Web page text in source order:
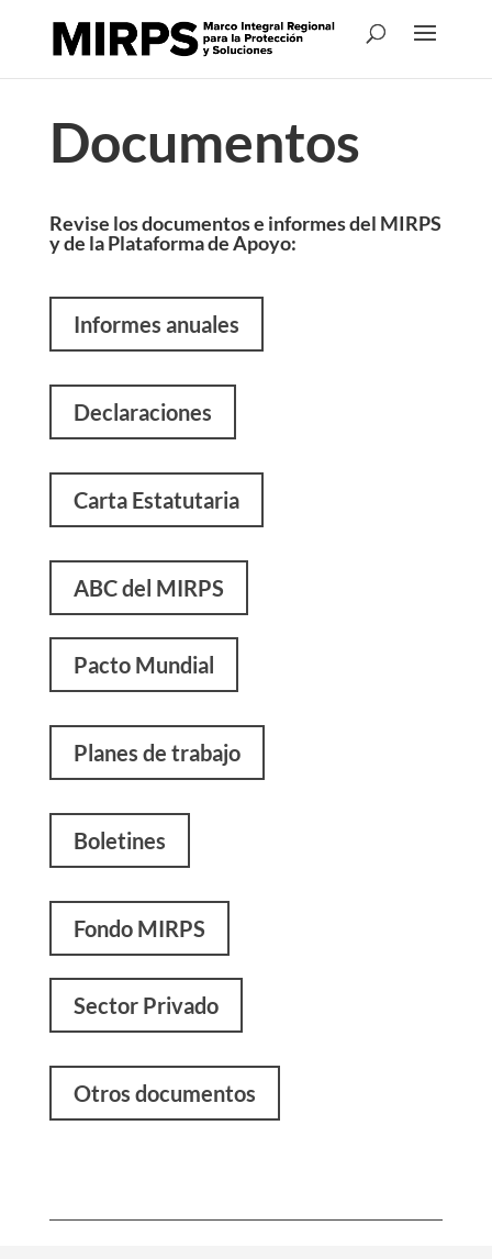
Documentos
Revise los documentos e informes del MIRPS
y de la Plataforma de Apoyo:
Informes anuales
Declaraciones
Carta Estatutaria
ABC del MIRPS
Pacto Mundial
Planes de trabajo
Boletines
Fondo MIRPS
Sector Privado
Otros documentos